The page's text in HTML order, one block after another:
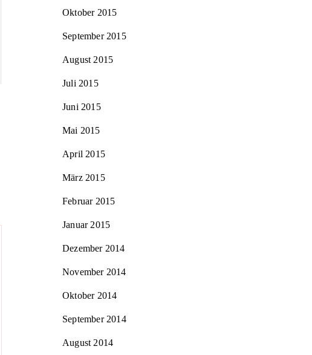
Oktober 2015
September 2015
August 2015
Juli 2015
Juni 2015
Mai 2015
April 2015
März 2015
Februar 2015
Januar 2015
Dezember 2014
November 2014
Oktober 2014
September 2014
August 2014